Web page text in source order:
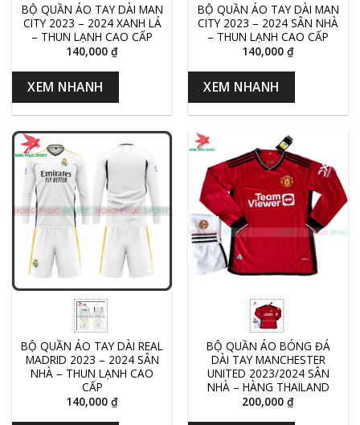
BỘ QUẦN ÁO TAY DÀI MAN
CITY 2023 – 2024 XANH LÁ
– THUN LẠNH CAO CẤP
140,000 ₫
XEM NHANH
BỘ QUẦN ÁO TAY DÀI MAN
CITY 2023 – 2024 SÂN NHÀ
– THUN LẠNH CAO CẤP
140,000 ₫
XEM NHANH
BỘ QUẦN ÁO TAY DÀI REAL
MADRID 2023 – 2024 SÂN
NHÀ – THUN LẠNH CAO
CẤP
140,000 ₫
BỘ QUẦN ÁO BÓNG ĐÁ
DÀI TAY MANCHESTER
UNITED 2023/2024 SÂN
NHÀ – HÀNG THAILAND
200,000 ₫